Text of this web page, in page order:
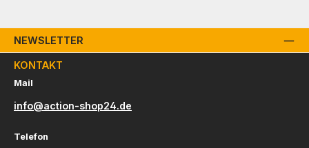
NEWSLETTER
KONTAKT
Mail
info@action-shop24.de
Telefon